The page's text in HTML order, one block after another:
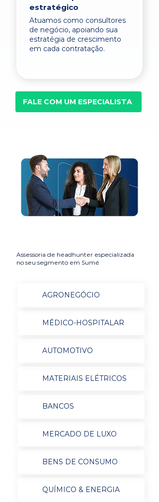
estratégico
Atuamos como consultores
de negócio, apoiando sua
estratégia de crescimento
em cada contratação.
FALE COM UM ESPECIALISTA
Assessoria de headhunter especializada
no seu segmento em Sumé
AGRONEGÓCIO
MÉDICO-HOSPITALAR
AUTOMOTIVO
MATERIAIS ELÉTRICOS
BANCOS
MERCADO DE LUXO
BENS DE CONSUMO
QUÍMICO & ENERGIA